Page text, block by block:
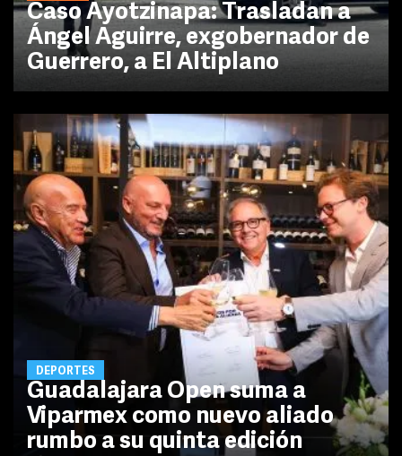
Caso Ayotzinapa: Trasladan a
Ángel Aguirre, exgobernador de
Guerrero, a El Altiplano
DEPORTES
Guadalajara Open suma a
Viparmex como nuevo aliado
rumbo a su quinta edición